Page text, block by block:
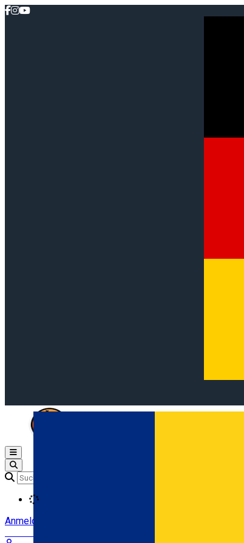
Open main menu
Anmeldung